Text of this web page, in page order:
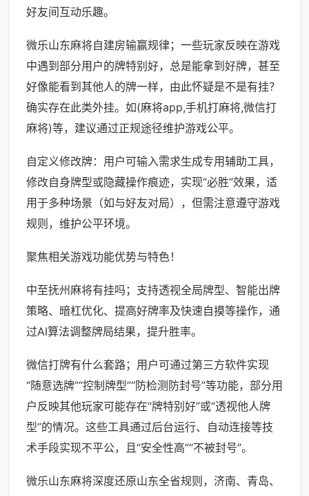
好友间互动乐趣。
微乐山东麻将自建房输赢规律；一些玩家反映在游戏
中遇到部分用户的牌特别好，总是能拿到好牌，甚至
好像能看到其他人的牌一样，由此怀疑是不是有挂？
确实存在此类外挂。如(麻将app,手机打麻将,微信打
麻将)等，建议通过正规途径维护游戏公平。
自定义修改牌：用户可输入需求生成专用辅助工具，
修改自身牌型或隐藏操作痕迹，实现“必胜”效果，适
用于多种场景（如与好友对局），但需注意遵守游戏
规则，维护公平环境。
聚焦相关游戏功能优势与特色！
中至抚州麻将有挂吗；支持透视全局牌型、智能出牌
策略、暗杠优化、提高好牌率及快速自摸等操作，通
过AI算法调整牌局结果，提升胜率。
微信打牌有什么套路；用户可通过第三方软件实现
“随意选牌”“控制牌型”“防检测防封号”等功能，部分用
户反映其他玩家可能存在“牌特别好”或“透视他人牌
型”的情况。这些工具通过后台运行、自动连接等技
术手段实现不平公，且“安全性高”“不被封号”。
微乐山东麻将深度还原山东全省规则，济南、青岛、